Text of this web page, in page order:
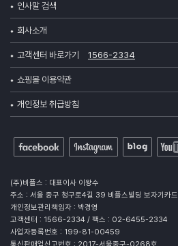
인사말 검색
회사소개
고객센터 바로가기 1566-2334
쇼핑몰 이용약관
개인정보 취급방침
(주)비플스 : 대표이사 이왕수
주소 : 서울 중구 청구로4길 39 비플스빌딩 보자기카드
개인정보관리책임자 : 박경영
고객센터 : 1566-2334 / 팩스 : 02-6455-2334
사업자등록번호 : 199-81-00459